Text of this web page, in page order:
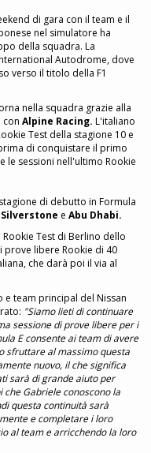
di gara con il team e il
nel simulatore ha
della squadra. La
Autodrome, dove
verso il titolo della F1
nella squadra grazie alla
con Alpine Racing. L'italiano
Test della stagione 10 e
di conquistare il primo
le sessioni nell'ultimo Rookie
di debutto in Formula
Silverstone e Abu Dhabi.
Test di Berlino dello
prove libere Rookie di 40
che darà poi il via al
team principal del Nissan
"Siamo lieti di continuare
sessione di prove libere per i
E consente ai team di avere
sfruttare al massimo questa
nuovo, il che significa
sarà di grande aiuto per
che Gabriele conoscono la
questa continuità sarà
e completare i loro
al team e arricchendo la loro